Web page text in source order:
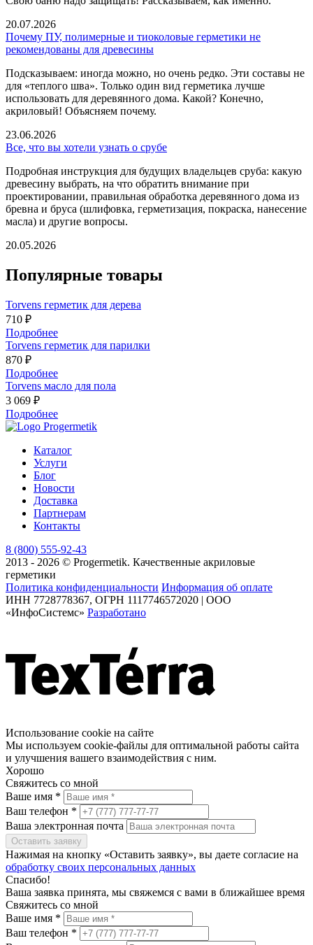
20.07.2026
Почему ПУ, полимерные и тиоколовые герметики не
рекомендованы для древесины
Подсказываем: иногда можно, но очень редко. Эти составы не
для «теплого шва». Только один вид герметика лучше
использовать для деревянного дома. Какой? Конечно,
акриловый! Объясняем почему.
23.06.2026
Все, что вы хотели узнать о срубе
Подробная инструкция для будущих владельцев сруба: какую
древесину выбрать, на что обратить внимание при
проектировании, правильная обработка деревянного дома из
бревна и бруса (шлифовка, герметизация, покраска, нанесение
масла) и другие вопросы.
20.05.2026
Популярные товары
Torvens герметик для дерева
710 ₽
Подробнее
Torvens герметик для парилки
870 ₽
Подробнее
Torvens масло для пола
3 069 ₽
Подробнее
Каталог
Услуги
Блог
Новости
Доставка
Партнерам
Контакты
8 (800) 555-92-43
2013 - 2026 © Progermetik. Качественные акриловые
герметики
Политика конфиденциальности Информация об оплате
ИНН 7728778367, ОГРН 1117746572020 | ООО
«ИнфоСистемс» Разработано
Использование cookie на сайте
Мы используем cookie-файлы для оптимальной работы сайта
и улучшения вашего взаимодействия с ним.
Хорошо
Свяжитесь со мной
Ваше имя *
Ваш телефон *
Ваша электронная почта
Оставить заявку
Нажимая на кнопку «Оставить заявку», вы даете согласие на
обработку своих персональных данных
Спасибо!
Ваша заявка принята, мы свяжемся с вами в ближайшее время
Свяжитесь со мной
Ваше имя *
Ваш телефон *